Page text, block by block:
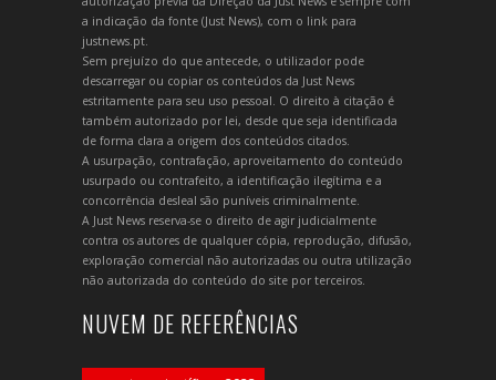
a indicação da fonte (Just News), com o link para
justnews.pt.
Sem prejuízo do que antecede, o utilizador pode
descarregar ou copiar os conteúdos da Just News
estritamente para seu uso pessoal. O direito à citação é
também autorizado por lei, desde que seja identificada
de forma clara a origem dos conteúdos citados.
A usurpação, contrafação, aproveitamento do conteúdo
usurpado ou contrafeito, a identificação ilegítima e a
concorrência desleal são puníveis criminalmente.
A Just News reserva-se o direito de agir judicialmente
contra os autores de qualquer cópia, reprodução, difusão,
exploração comercial não autorizadas ou outra utilização
não autorizada do conteúdo do site por terceiros.
NUVEM DE REFERÊNCIAS